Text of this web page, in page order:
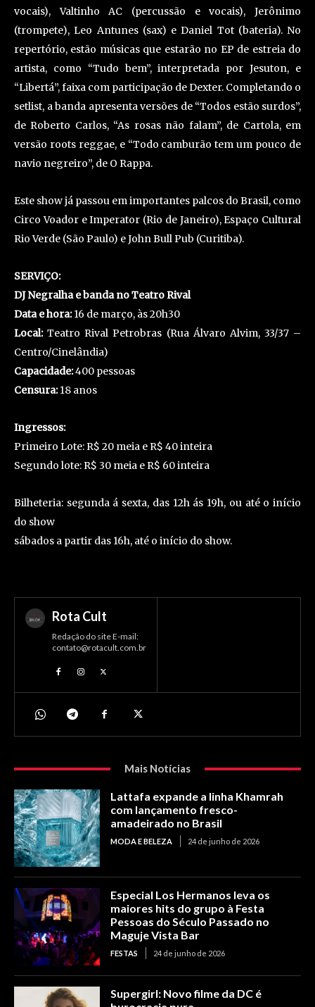
vocais), Valtinho AC (percussão e vocais), Jerônimo
(trompete), Leo Antunes (sax) e Daniel Tot (bateria). No
repertório, estão músicas que estarão no EP de estreia do
artista, como “Tudo bem”, interpretada por Jesuton, e
“Libertá”, faixa com participação de Dexter. Completando o
setlist, a banda apresenta versões de “Todos estão surdos”,
de Roberto Carlos, “As rosas não falam”, de Cartola, em
versão roots reggae, e “Todo camburão tem um pouco de
navio negreiro”, de O Rappa.
Este show já passou em importantes palcos do Brasil, como
Circo Voador e Imperator (Rio de Janeiro), Espaço Cultural
Rio Verde (São Paulo) e John Bull Pub (Curitiba).
SERVIÇO:
DJ Negralha e banda no Teatro Rival
Data e hora:16 de março, às 20h30
Local:Teatro Rival Petrobras (Rua Álvaro Alvim, 33/37 –
Centro/Cinelândia)
Capacidade:400 pessoas
Censura:18 anos
Ingressos:
Primeiro Lote: R$ 20 meia e R$ 40 inteira
Segundo lote: R$ 30 meia e R$ 60 inteira
Bilheteria: segunda á sexta, das 12h ás 19h, ou até o início
do show
sábados a partir das 16h, até o início do show.
Rota Cult
Redação do site E-mail:
contato@rotacult.com.br
Mais Notícias
Lattafa expande a linha Khamrah
com lançamento fresco-
amadeirado no Brasil
MODA E BELEZA 24 de junho de 2026
Especial Los Hermanos leva os
maiores hits do grupo à Festa
Pessoas do Século Passado no
Maguje Vista Bar
FESTAS 24 de junho de 2026
Supergirl: Novo filme da DC é